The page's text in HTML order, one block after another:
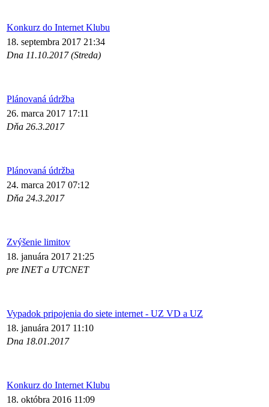
Konkurz do Internet Klubu
18. septembra 2017 21:34
Dna 11.10.2017 (Streda)
Plánovaná údržba
26. marca 2017 17:11
Dňa 26.3.2017
Plánovaná údržba
24. marca 2017 07:12
Dňa 24.3.2017
Zvýšenie limitov
18. januára 2017 21:25
pre INET a UTCNET
Vypadok pripojenia do siete internet - UZ VD a UZ
18. januára 2017 11:10
Dna 18.01.2017
Konkurz do Internet Klubu
18. októbra 2016 11:09